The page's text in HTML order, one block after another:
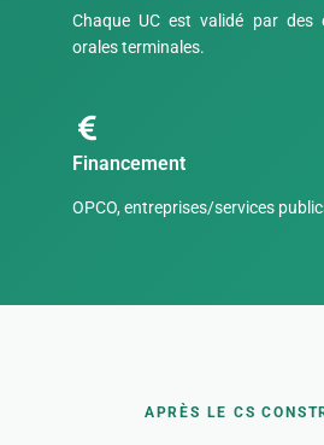
Chaque UC est validé par des
orales terminales.
Financement
OPCO, entreprises/services
APRÈS LE CS